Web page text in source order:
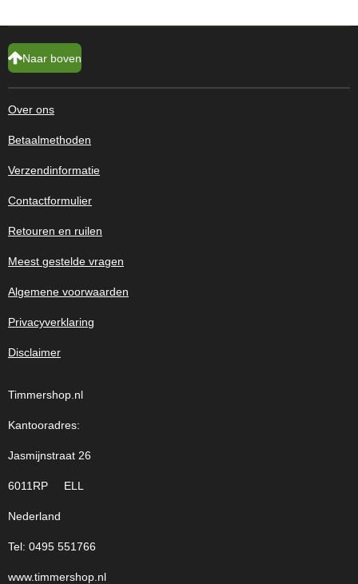
Naar boven
Over ons
Betaalmethoden
Verzendinformatie
Contactformulier
Retouren en ruilen
Meest gestelde vragen
Algemene voorwaarden
Privacyverklaring
Disclaimer
Timmershop.nl
Kantooradres:
Jasmijnstraat 26
6011RP ELL
Nederland
Tel: 0495 551766
www.timmershop.nl